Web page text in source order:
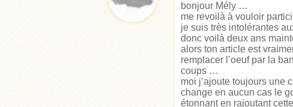
bonjour Mély …
me revoilà à vouloir
je suis très intolérantes
donc voilà deux ans
alors ton article est
remplacer l’oeuf par la
coups …
moi j’ajoute toujours une
change en aucun cas le
étonnant en rajoutant